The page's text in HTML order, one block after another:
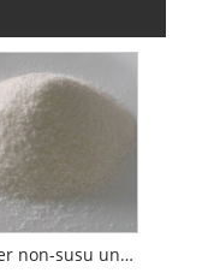
Krimer non-susu untuk Sereal 20%-30% Lemak